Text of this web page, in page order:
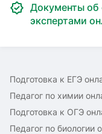
Документы об
экспертами
Подготовка к ЕГЭ
Педагог по химии
Подготовка к ОГЭ
Педагог по биологии